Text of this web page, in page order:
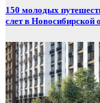
150 молодых
слет в Новосибирской